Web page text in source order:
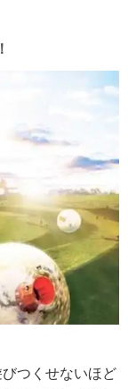
つくせないほど